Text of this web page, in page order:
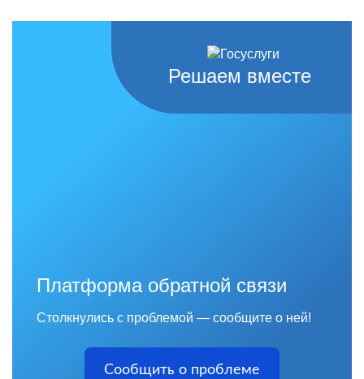
Решаем вместе
Платформа обратной связи
Столкнулись с проблемой — сообщите о ней!
Сообщить о проблеме